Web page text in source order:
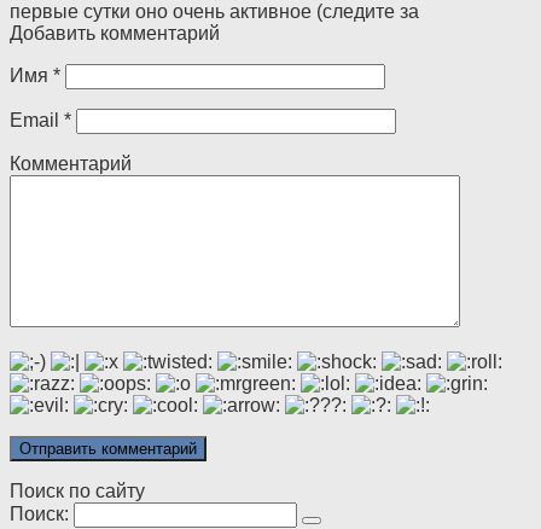
первые сутки оно очень активное (следите за
Добавить комментарий
Имя *
Email *
Комментарий
Поиск по сайту
Поиск: